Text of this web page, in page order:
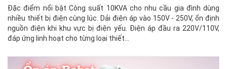
Đặc điểm nổi bật Công suất 10KVA cho nhu cầu gia đình dùng
nhiều thiết bị điện cùng lúc. Dải điện áp vào 150V - 250V, ổn định
nguồn điện khi khu vực bị điện yếu. Điện áp đầu ra 220V/110V,
đáp ứng linh hoạt cho từng loại thiết...